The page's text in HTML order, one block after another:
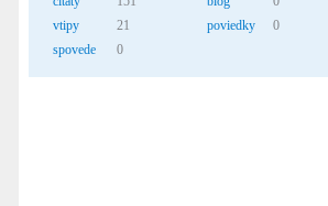
vtipy
21
spovede
0
poviedky
0